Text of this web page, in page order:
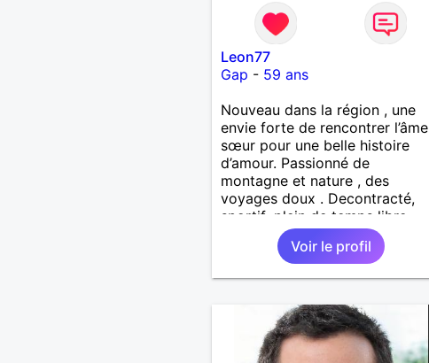
Leon77
Gap - 59 ans
Nouveau dans la région , une
envie forte de rencontrer l’âme
sœur pour une belle histoire
d’amour. Passionné de
montagne et nature , des
voyages doux . Decontracté,
sportif ,plein de temps libre
pour découvrir en vélo , à pied
Voir le profil